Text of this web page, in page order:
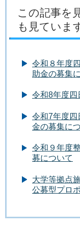
この記事を
も見ていま
令和８年度
助金の募集
令和8年度四
令和7年度四
金の募集に
令和９年度
募について
大学等拠点
公募型プロ